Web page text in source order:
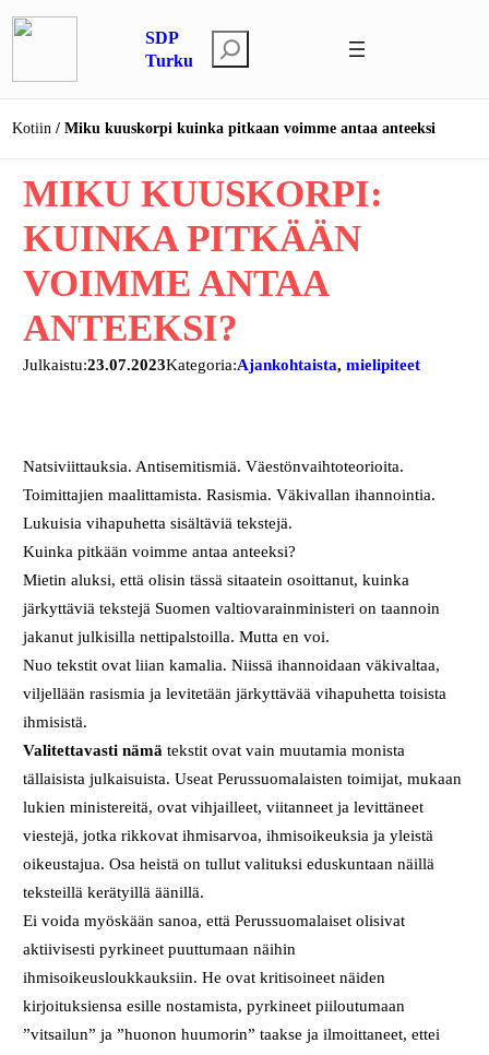
Siirry
sisältöön
SDP
Turku
t
s
i
Kotiin Miku kuuskorpi kuinka pitkaan voimme antaa anteeksi
MIKU KUUSKORPI:
KUINKA PITKÄÄN
VOIMME ANTAA
ANTEEKSI?
Julkaistu:23.07.2023Kategoria:Ajankohtaista, mielipiteet
Natsiviittauksia. Antisemitismiä. Väestönvaihtoteorioita.
Toimittajien maalittamista. Rasismia. Väkivallan ihannointia.
Lukuisia vihapuhetta sisältäviä tekstejä.
Kuinka pitkään voimme antaa anteeksi?
Mietin aluksi, että olisin tässä sitaatein osoittanut, kuinka
järkyttäviä tekstejä Suomen valtiovarainministeri on taannoin
jakanut julkisilla nettipalstoilla. Mutta en voi.
Nuo tekstit ovat liian kamalia. Niissä ihannoidaan väkivaltaa,
viljellään rasismia ja levitetään järkyttävää vihapuhetta toisista
ihmisistä.
Valitettavasti nämä tekstit ovat vain muutamia monista
tällaisista julkaisuista. Useat Perussuomalaisten toimijat, mukaan
lukien ministereitä, ovat vihjailleet, viitanneet ja levittäneet
viestejä, jotka rikkovat ihmisarvoa, ihmisoikeuksia ja yleistä
oikeustajua. Osa heistä on tullut valituksi eduskuntaan näillä
teksteillä kerätyillä äänillä.
Ei voida myöskään sanoa, että Perussuomalaiset olisivat
aktiivisesti pyrkineet puuttumaan näihin
ihmisoikeusloukkauksiin. He ovat kritisoineet näiden
kirjoituksiensa esille nostamista, pyrkineet piiloutumaan
”vitsailun” ja ”huonon huumorin” taakse ja ilmoittaneet, ettei